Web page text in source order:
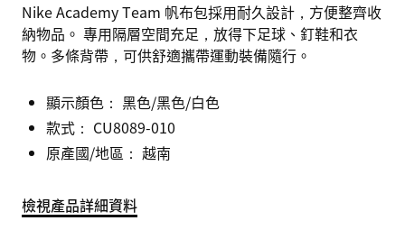
Nike Academy Team 帆布包採用耐久設計，方便整齊收
納物品。 專用隔層空間充足，放得下足球、釘鞋和衣
物。多條背帶，可供舒適攜帶運動裝備隨行。
顯示顏色： 黑色/黑色/白色
款式： CU8089-010
原產國/地區： 越南
檢視產品詳細資料